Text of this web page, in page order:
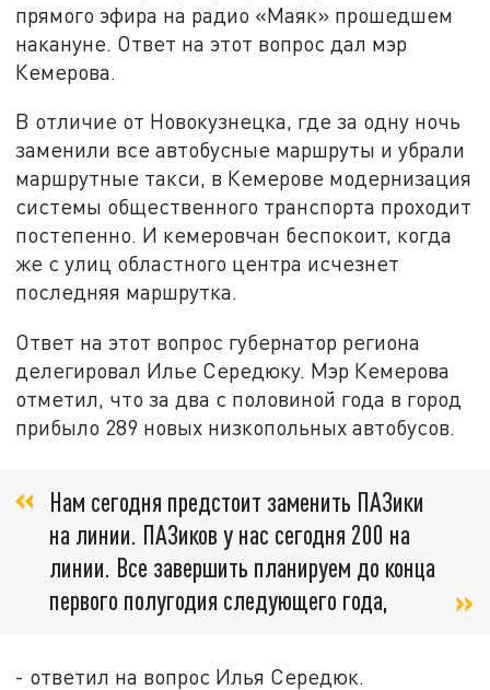
прямого эфира на радио «Маяк» прошедшем
накануне. Ответ на этот вопрос дал мэр
Кемерова.
В отличие от Новокузнецка, где за одну ночь
заменили все автобусные маршруты и убрали
маршрутные такси, в Кемерове модернизация
системы общественного транспорта проходит
постепенно. И кемеровчан беспокоит, когда
же с улиц областного центра исчезнет
последняя маршрутка.
Ответ на этот вопрос губернатор региона
делегировал Илье Середюку. Мэр Кемерова
отметил, что за два с половиной года в город
прибыло 289 новых низкопольных автобусов.
Нам сегодня предстоит заменить ПАЗики
на линии. ПАЗиков у нас сегодня 200 на
линии. Все завершить планируем до конца
первого полугодия следующего года,
- ответил на вопрос Илья Середюк.